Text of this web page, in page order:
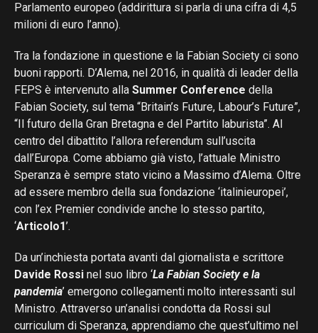
Parlamento europeo (addirittura si parla di una cifra di 4,5
milioni di euro l’anno).
Tra la fondazione in questione e la Fabian Society ci sono
buoni rapporti. D’Alema, nel 2016, in qualità di leader della
FEPS è intervenuto alla Summer Conference della
Fabian Society, sul tema “Britain’s Future, Labour’s Future”,
“Il futuro della Gran Bretagna e del Partito laburista”. Al
centro del dibattito l’allora referendum sull’uscita
dall’Europa. Come abbiamo già visto, l’attuale Ministro
Speranza è sempre stato vicino a Massimo d’Alema. Oltre
ad essere membro della sua fondazione ‘italinieuropei’,
con l’ex Premier condivide anche lo stesso partito,
‘Articolo1’.
Da un’inchiesta portata avanti dal giornalista e scrittore
Davide Rossi nel suo libro ‘La Fabian Society e la
pandemia’ emergono collegamenti molto interessanti sul
Ministro. Attraverso un’analisi condotta da Rossi sul
curriculum di Speranza, apprendiamo che quest’ultimo nel